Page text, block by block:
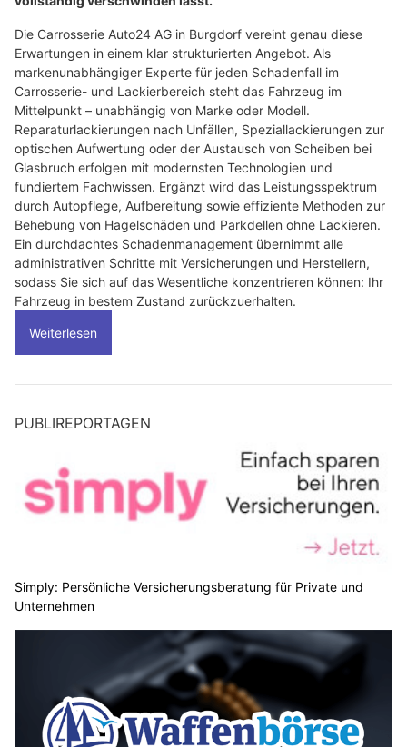
Die Carrosserie Auto24 AG in Burgdorf vereint genau diese
Erwartungen in einem klar strukturierten Angebot. Als
markenunabhängiger Experte für jeden Schadenfall im
Carrosserie- und Lackierbereich steht das Fahrzeug im
Mittelpunkt – unabhängig von Marke oder Modell.
Reparaturlackierungen nach Unfällen, Speziallackierungen zur
optischen Aufwertung oder der Austausch von Scheiben bei
Glasbruch erfolgen mit modernsten Technologien und
fundiertem Fachwissen. Ergänzt wird das Leistungsspektrum
durch Autopflege, Aufbereitung sowie effiziente Methoden zur
Behebung von Hagelschäden und Parkdellen ohne Lackieren.
Ein durchdachtes Schadenmanagement übernimmt alle
administrativen Schritte mit Versicherungen und Herstellern,
sodass Sie sich auf das Wesentliche konzentrieren können: Ihr
Fahrzeug in bestem Zustand zurückzuerhalten.
Weiterlesen
PUBLIREPORTAGEN
Simply: Persönliche Versicherungsberatung für Private und
Unternehmen